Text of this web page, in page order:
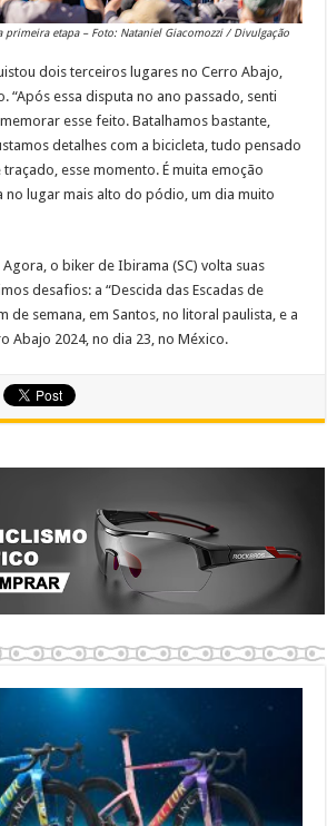
etapa – Foto: Nataniel Giacomozzi / Divulgação
dois terceiros lugares no Cerro Abajo,
“Após essa disputa no ano passado, senti
esse feito. Batalhamos bastante,
detalhes com a bicicleta, tudo pensado
esse momento. É muita emoção
no lugar mais alto do pódio, um dia muito
Agora, o biker de Ibirama (SC) volta suas
desafios: a “Descida das Escadas de
de semana, em Santos, no litoral paulista, e a
Abajo 2024, no dia 23, no México.